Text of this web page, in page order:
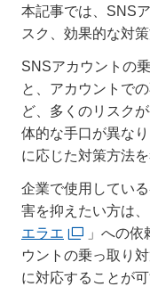
本記事では、SNS
スク、効果的な対
SNSアカウントの
と、アカウントで
ど、多くのリスク
体的な手口が異な
に応じた対策方法
企業で使用してい
害を抑えたい方は、
エラエ
」への
ウントの乗っ取り
に対応することが可